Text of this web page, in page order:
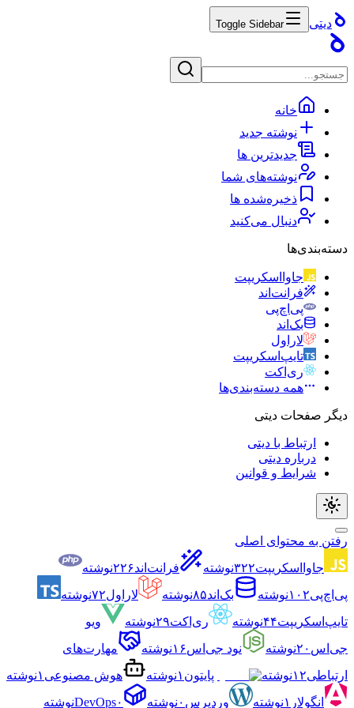
دیتی Toggle Sidebar
خانه
نوشته جدید
جدیدترین ها
نوشته‌های شما
ذخیره‌شده ها
دنبال می‌کنید
دسته‌بندی‌ها
جاوااسکریپت
فرانت‌اند
پی‌اچ‌پی
بک‌اند
لاراول
تایپ‌اسکریپت
ری‌اکت
همه دسته‌بندی‌ها
دیگر صفحات دیتی
ارتباط با دیتی
درباره دیتی
شرایط و قوانین
رفتن به محتوای اصلی
جاوااسکریپت۳۲۲نوشته فرانت‌اند۲۲۶نوشته
پی‌اچ‌پی۱۰۲نوشته بک‌اند۸۵نوشته لاراول۷۲نوشته
تایپ‌اسکریپت۴۴نوشته ری‌اکت۲۹نوشته
ویو
جی‌اس ۲۰نوشته نود جی‌اس۱۶نوشته
مهارت‌های
ارتباطی۱۲نوشته پایتون ۱نوشته هوش مصنوعی ۱نوشته
انگولار ۱نوشته وردپرس ۰ نوشته DevOps۰ نوشته